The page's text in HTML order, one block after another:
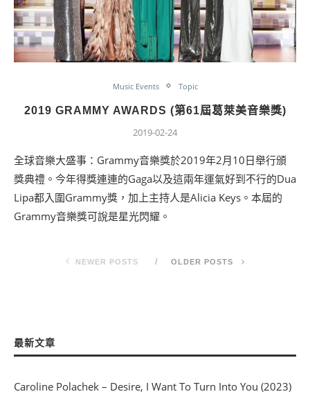
Music Events Topic
2019 GRAMMY AWARDS (第61屆葛萊美音樂獎)
2019-02-24
全球音樂大盛事：Grammy音樂獎於2019年2月10日舉行頒
獎典禮。今年得獎連連的Gaga以及這兩年運氣好到不行的Dua
Lipa都入圍Grammy獎，加上主持人是Alicia Keys。本屆的
Grammy音樂獎可說是星光閃耀。
NEWER POSTS OLDER POSTS
最新文章
Caroline Polachek – Desire, I Want To Turn Into You (2023)